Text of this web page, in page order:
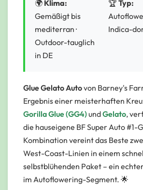
🌍 Klima:
Gemäßigt bis
mediterran ·
Outdoor-tauglich
in DE
🏆 Typ:
Indica-
Glue Gelato Autovon Barney's
Ergebnis einer meisterhaften
Gorilla Glue (GG4)undGelato,
die hauseigene BF Super Auto #1-
Kombination vereint das Beste
West-Coast-Linien in einem
selbstblühenden Paket – ein
im Autoflowering-Segment. 🌟